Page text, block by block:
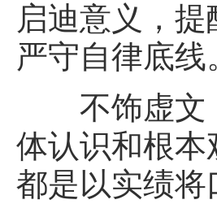
启迪意义，
严守自律底线
不饰虚文，
体认识和根
都是以实绩将